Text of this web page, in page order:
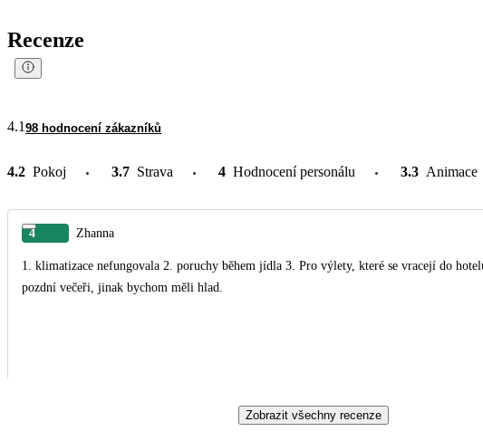
Recenze
4.1 98 hodnocení zákazníků
4.2 Pokoj 3.7 Strava 4 Hodnocení personálu 3.3 Animace
4 Zhanna
1. klimatizace nefungovala 2. poruchy během jídla 3. Pro výlety, které se vracejí do
pozdní večeři, jinak bychom měli hlad.
Zobrazit všechny recenze